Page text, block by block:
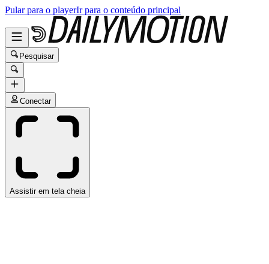
Pular para o playerIr para o conteúdo principal
Pesquisar
Conectar
Assistir em tela cheia